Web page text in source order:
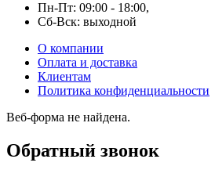
Пн-Пт: 09:00 - 18:00,
Cб-Вск: выходной
О компании
Оплата и доставка
Клиентам
Политика конфиденциальности
Веб-форма не найдена.
Обратный звонок